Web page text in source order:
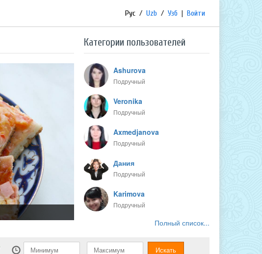
Рус / Uzb / Узб | Войти
Категории пользователей
Ashurova
Подручный
Veronika
Подручный
Axmedjanova
Подручный
Дания
Подручный
Karimova
Подручный
Полный список...